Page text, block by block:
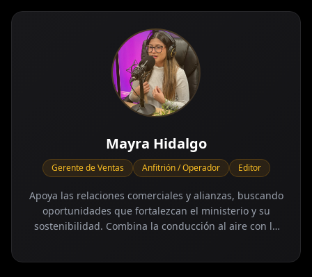
Mayra Hidalgo
Gerente de Ventas Anfitrión / Operador Editor
Apoya las relaciones comerciales y alianzas, buscando
oportunidades que fortalezcan el ministerio y su
sostenibilidad. Combina la conducción al aire con la